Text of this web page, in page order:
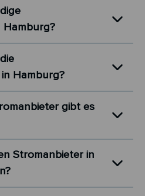
Hamburg?
gibt es
Stromanbieter in